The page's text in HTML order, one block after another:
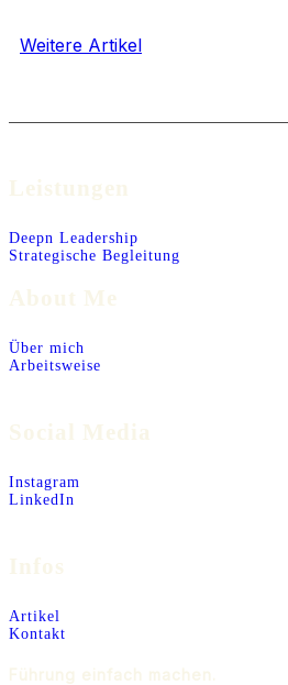
Weitere Artikel
Leistungen
Deepn Leadership
Strategische Begleitung
About Me
Über mich
Arbeitsweise
Social Media
Instagram
LinkedIn
Infos
Artikel
Kontakt
Führung einfach machen.